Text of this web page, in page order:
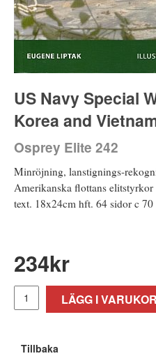
US Navy Special
Korea and
Osprey Elite 242
Minröjning, lanstignings-
Amerikanska flottans
text. 18x24cm hft. 64 sidor c
234kr
LÄGG I
Tillbaka